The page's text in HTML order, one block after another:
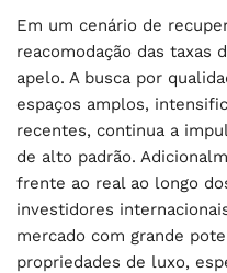
Em um cenário de
reacomodação das taxas
apelo. A busca por
espaços amplos,
recentes, continua a
de alto padrão.
frente ao real ao longo
investidores
mercado com grande
propriedades de luxo,